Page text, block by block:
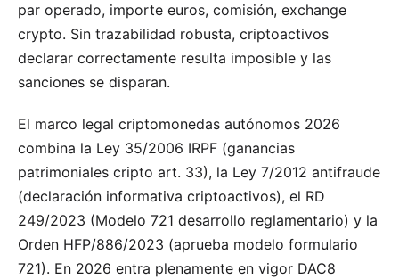
par operado, importe euros, comisión, exchange
crypto. Sin trazabilidad robusta, criptoactivos
declarar correctamente resulta imposible y las
sanciones se disparan.
El marco legal criptomonedas autónomos 2026
combina la Ley 35/2006 IRPF (ganancias
patrimoniales cripto art. 33), la Ley 7/2012 antifraude
(declaración informativa criptoactivos), el RD
249/2023 (Modelo 721 desarrollo reglamentario) y la
Orden HFP/886/2023 (aprueba modelo formulario
721). En 2026 entra plenamente en vigor DAC8